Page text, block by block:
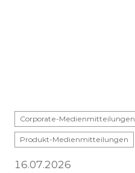
Corporate-Medienmitteilungen
Produkt-Medienmitteilungen
16.07.2026